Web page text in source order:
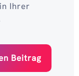
Ihrer
Beitrag